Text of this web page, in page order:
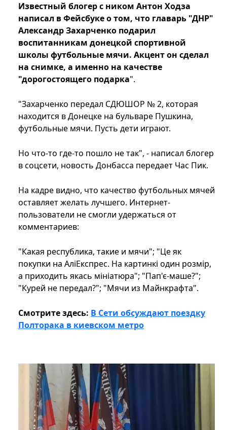
Известный блогер с ником Антон Ходза
написал в Фейсбуке о том, что главарь "ДНР"
Александр Захарченко подарил
воспитанникам донецкой спортивной
школы футбольные мячи. Акцент он сделал
на снимке, а именно на качестве
"дорогостоящего подарка".
"Захарченко передал СДЮШОР № 2, которая
находится в Донецке на бульваре Пушкина,
футбольные мячи. Пусть дети играют.
Но что-то где-то пошло не так", - написал блогер
в соцсети, новость Донбасса передает Час Пик.
На кадре видно, что качество футбольных мячей
оставляет желать лучшего. Интернет-
пользователи не смогли удержаться от
комментариев:
"Какая республика, такие и мячи"; "Це як
покупки на АліЕкспрес. На картинкі один розмір,
а приходить якась мініатюра"; "Пап'є-маше?";
"Курей не передал?"; "Мячи из Майнкрафта".
Смотрите здесь: В Сети обсуждают поездку
Полторака в киевском метро